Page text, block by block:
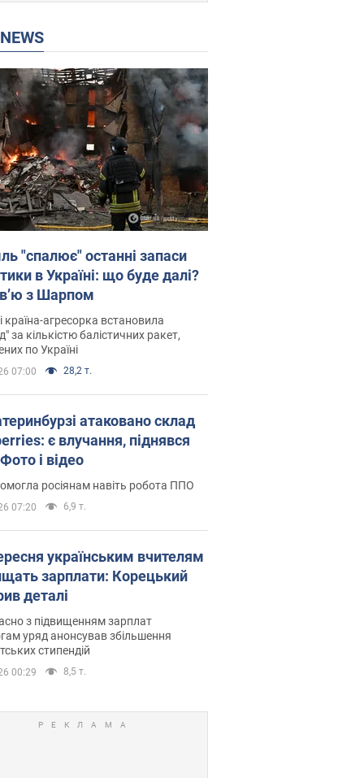
NEWS
"спалює" останні запаси
в Україні: що буде далі?
з Шарпом
країна-агресорка встановила
за кількістю балістичних ракет,
по Україні
07:00 28,2 т.
атаковано склад
є влучання, піднявся
і відео
росіянам навіть робота ППО
07:20 6,9 т.
українським вчителям
зарплати: Корецький
деталі
з підвищенням зарплат
уряд анонсував збільшення
стипендій
00:29 8,5 т.